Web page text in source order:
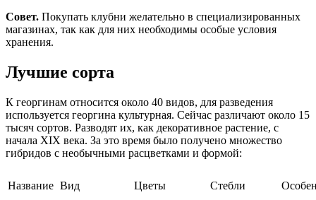
Совет. Покупать клубни желательно в специализированных
магазинах, так как для них необходимы особые условия
хранения.
Лучшие сорта
К георгинам относится около 40 видов, для разведения
используется георгина культурная. Сейчас различают около 15
тысяч сортов. Разводят их, как декоративное растение, с
начала XIX века. За это время было получено множество
гибридов с необычными расцветками и формой:
Название Вид Цветы Стебли